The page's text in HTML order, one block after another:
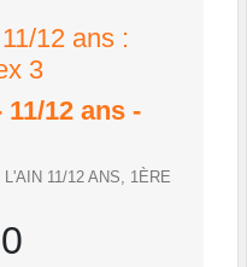
12 ans :
3
12 ans -
11/12 ANS, 1ÈRE
0